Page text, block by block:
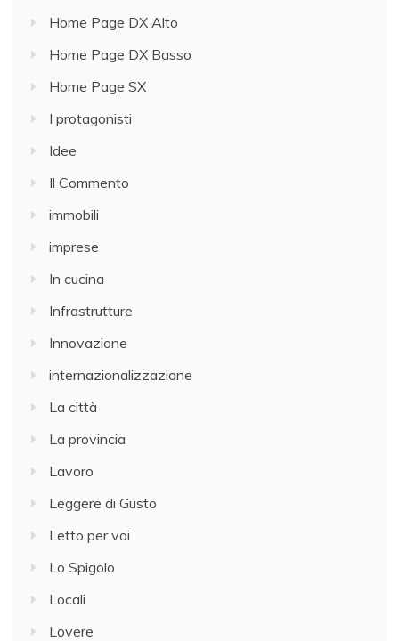
Home Page DX Alto
Home Page DX Basso
Home Page SX
I protagonisti
Idee
Il Commento
immobili
imprese
In cucina
Infrastrutture
Innovazione
internazionalizzazione
La città
La provincia
Lavoro
Leggere di Gusto
Letto per voi
Lo Spigolo
Locali
Lovere